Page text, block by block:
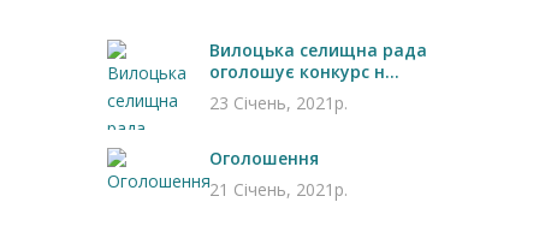
Вилоцька селищна рада
оголошує конкурс н...
23 Січень, 2021р.
Оголошення
21 Січень, 2021р.